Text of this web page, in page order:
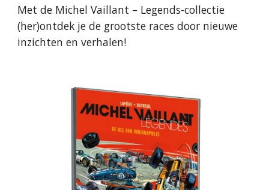
Met de Michel Vaillant – Legends-collectie
(her)ontdek je de grootste races door nieuwe
inzichten en verhalen!